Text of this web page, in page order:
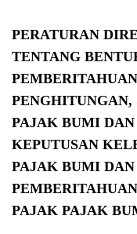
PERATURAN
TENTANG
PENGHITUNGAN,
PAJAK BUMI
KEPUTUSAN
PAJAK BUMI
PAJAK PAJAK